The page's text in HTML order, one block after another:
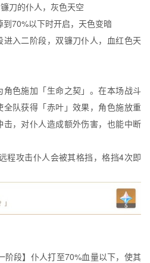
刀的仆人，灰色天空
到70%以下时开启，天色变暗
进入二阶段，双镰刀仆人，血红色天
色施加「生命之契」。在本场战斗
队获得「赤叶」效果，角色施放重
，对仆人造成额外伤害，也能中断
程攻击仆人会被其格挡，格挡4次即
阶段】仆人打至70%血量以下，使其